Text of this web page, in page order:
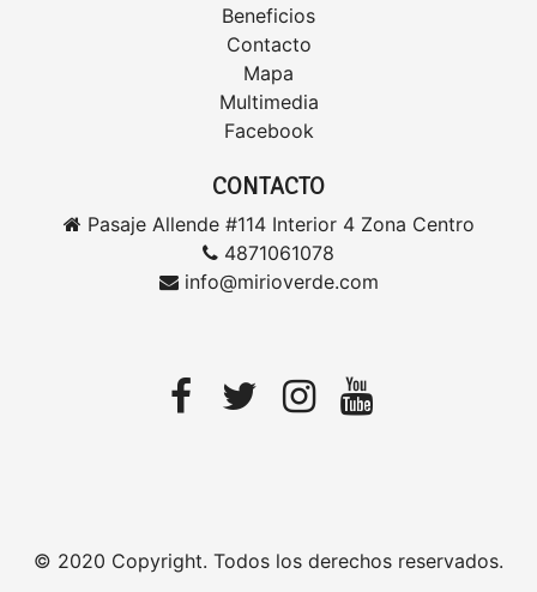
Beneficios
Contacto
Mapa
Multimedia
Facebook
CONTACTO
Pasaje Allende #114 Interior 4 Zona Centro
4871061078
info@mirioverde.com
© 2020 Copyright. Todos los derechos reservados.